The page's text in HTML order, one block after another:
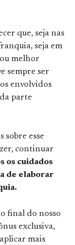
que, seja nas
seja em
ou melhor
sempre ser
envolvidos
parte
sobre esse
continuar
os cuidados
de elaborar
final do nosso
exclusiva,
mais